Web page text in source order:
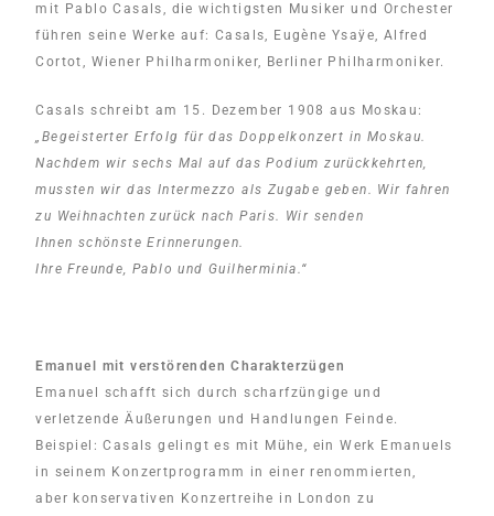
mit Pablo Casals, die wichtigsten Musiker und Orchester
führen seine Werke auf: Casals, Eugène Ysaÿe, Alfred
Cortot, Wiener Philharmoniker, Berliner Philharmoniker.
Casals schreibt am 15. Dezember 1908 aus Moskau:
„Begeisterter Erfolg für das Doppelkonzert in Moskau.
Nachdem wir sechs Mal auf das Podium zurückkehrten,
mussten wir das Intermezzo als Zugabe geben. Wir fahren
zu Weihnachten zurück nach Paris. Wir senden
Ihnen schönste Erinnerungen.
Ihre Freunde, Pablo und Guilherminia.“
Emanuel mit verstörenden Charakterzügen
Emanuel schafft sich durch scharfzüngige und
verletzende Äußerungen und Handlungen Feinde.
Beispiel: Casals gelingt es mit Mühe, ein Werk Emanuels
in seinem Konzertprogramm in einer renommierten,
aber konservativen Konzertreihe in London zu